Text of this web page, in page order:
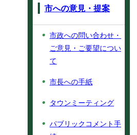
市への意見・提案
市政への問い合わせ・
ご意見・ご要望につい
て
市長への手紙
タウンミーティング
パブリックコメント手